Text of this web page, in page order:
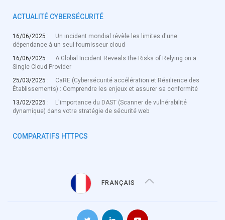
ACTUALITÉ CYBERSÉCURITÉ
16/06/2025 :
Un incident mondial révèle les limites d'une
dépendance à un seul fournisseur cloud
16/06/2025 :
A Global Incident Reveals the Risks of Relying on a
Single Cloud Provider
25/03/2025 :
CaRE (Cybersécurité accélération et Résilience des
Établissements) : Comprendre les enjeux et assurer sa conformité
13/02/2025 :
L'importance du DAST (Scanner de vulnérabilité
dynamique) dans votre stratégie de sécurité web
COMPARATIFS HTTPCS
FRANÇAIS